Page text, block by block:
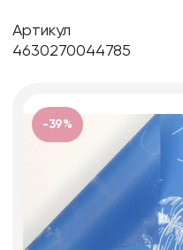
Искусственные цветы и растения
Фоамиран
Свечи
Игрушки мягкие
Изделия из металла
Сухоцветы
Артикул
4630270044785
-39%